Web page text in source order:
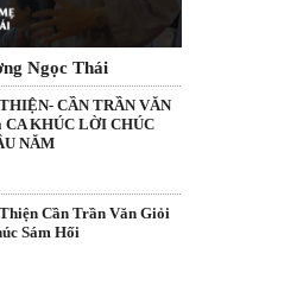
Ngọc Thái
CẦN TRẦN VĂN
CA KHÚC LỜI CHÚC
NĂM
Cần Trần Văn Giỏi
Sám Hối